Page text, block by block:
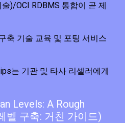
)/OCI RDBMS 통합이 곧 제
축 기술 교육 및 포팅 서비스
는 기관 및 타사 리셀러에게
Levels: A Rough
벨 구축: 거친 가이드)